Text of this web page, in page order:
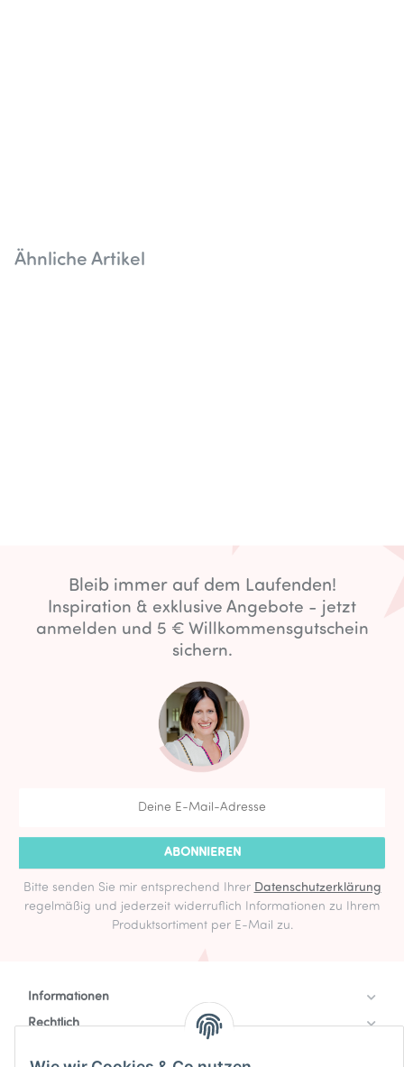
Ähnliche Artikel
Bleib immer auf dem Laufenden!
Inspiration & exklusive Angebote - jetzt
anmelden und 5 € Willkommensgutschein
sichern.
ABONNIEREN
Bitte senden Sie mir entsprechend Ihrer Datenschutzerklärung
regelmäßig und jederzeit widerruflich Informationen zu Ihrem
Produktsortiment per E-Mail zu.
Informationen
Rechtlich